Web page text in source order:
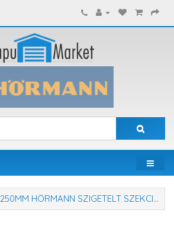
SZIGETELT SZEKCIONÁLT GARÁZSKAPU - KÉZI VAGY MOTOROS MŰKÖDTETÉSSEL